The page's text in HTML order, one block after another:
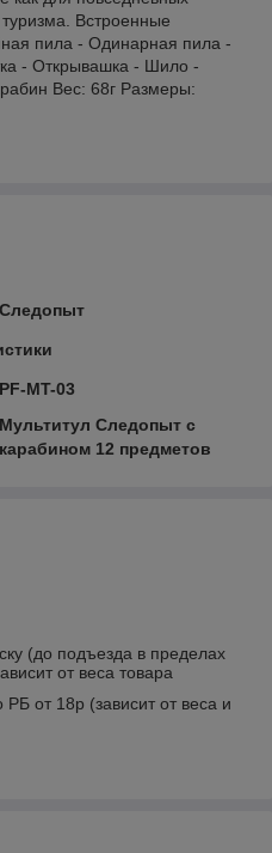
Встроенные
пила - Одинарная пила -
- Открывашка - Шило -
Вес: 68г Размеры:
Следопыт
PF-MT-03
Мультитул Следопыт с
карабином 12 предметов
(до подъезда в пределах
от веса товара
от 18р (зависит от веса и